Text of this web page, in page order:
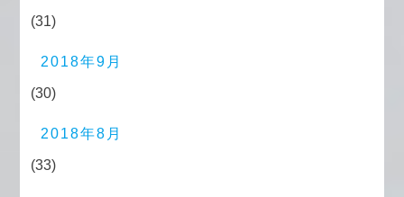
(31)
2018年9月
(30)
2018年8月
(33)